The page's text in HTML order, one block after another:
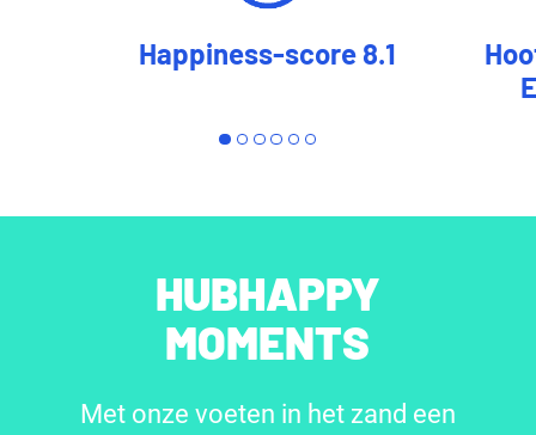
Happiness-score 8.1
HUBHAPPY
MOMENTS
Met onze voeten in het zand een